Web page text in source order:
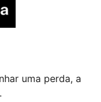
uma perda, a